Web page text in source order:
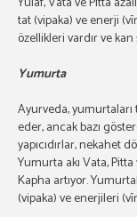
tat (vipaka) ve enerji
özellikleri vardır ve
Yumurta
Ayurveda,
eder, ancak bazı
yapıcıdırlar, nekahet
Yumurta akı Vata,
Kapha artıyor.
(vipaka) ve enerjileri